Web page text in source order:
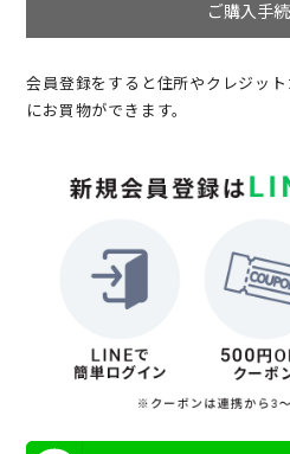
ご購入手
会員登録をすると住所やクレジッ
にお買物ができます。